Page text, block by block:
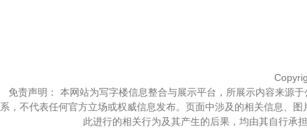
免责声明： 本网站为写字楼信息整合与展示平台，所展示内容来源
系，不代表任何官方立场或权威信息发布。页面中涉及的相关信息、
此进行的相关行为及其产生的后果，均由其自行承